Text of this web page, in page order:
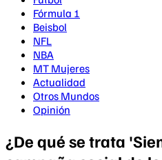
Fórmula 1
Beisbol
NFL
NBA
MT Mujeres
Actualidad
Otros Mundos
Opinión
¿De qué se trata